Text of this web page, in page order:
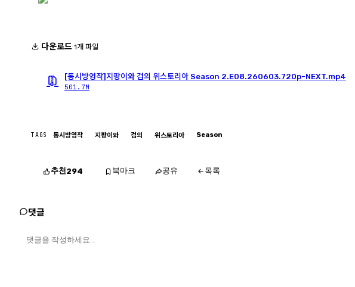
다운로드 1개 파일
[동시방영작]지팡이와 검의 위스토리아 Season 2.E08.260603.720p-NEXT.mp4
501.7M
TAGS 동시방영작 지팡이와 검의 위스토리아 Season
추천294 북마크 공유 목록
댓글